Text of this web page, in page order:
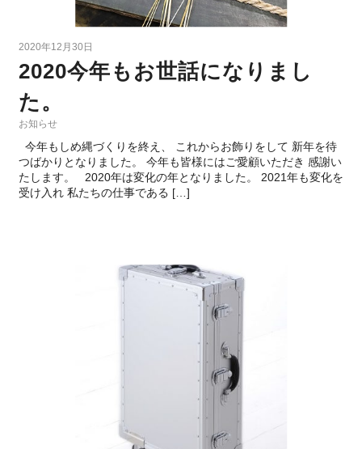
2020年12月30日
2020今年もお世話になりまし
た。
お知らせ
今年もしめ縄づくりを終え、 これからお飾りをして 新年を待
つばかりとなりました。 今年も皆様にはご愛顧いただき 感謝い
たします。 2020年は変化の年となりました。 2021年も変化を
受け入れ 私たちの仕事である […]